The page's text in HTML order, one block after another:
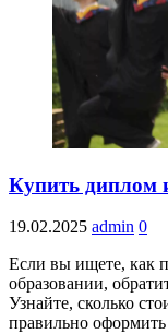
Купить диплом
19.02.2025 admin 0
Если вы ищете, как
образовании,
Узнайте, сколько
правильно оформить